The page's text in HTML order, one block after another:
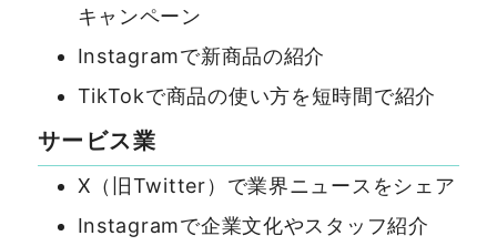
キャンペーン
Instagramで新商品の紹介
TikTokで商品の使い方を短時間で紹介
サービス業
X（旧Twitter）で業界ニュースをシェア
Instagramで企業文化やスタッフ紹介